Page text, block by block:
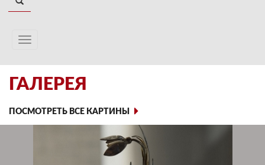
ГАЛЕРЕЯ
ПОСМОТРЕТЬ ВСЕ КАРТИНЫ